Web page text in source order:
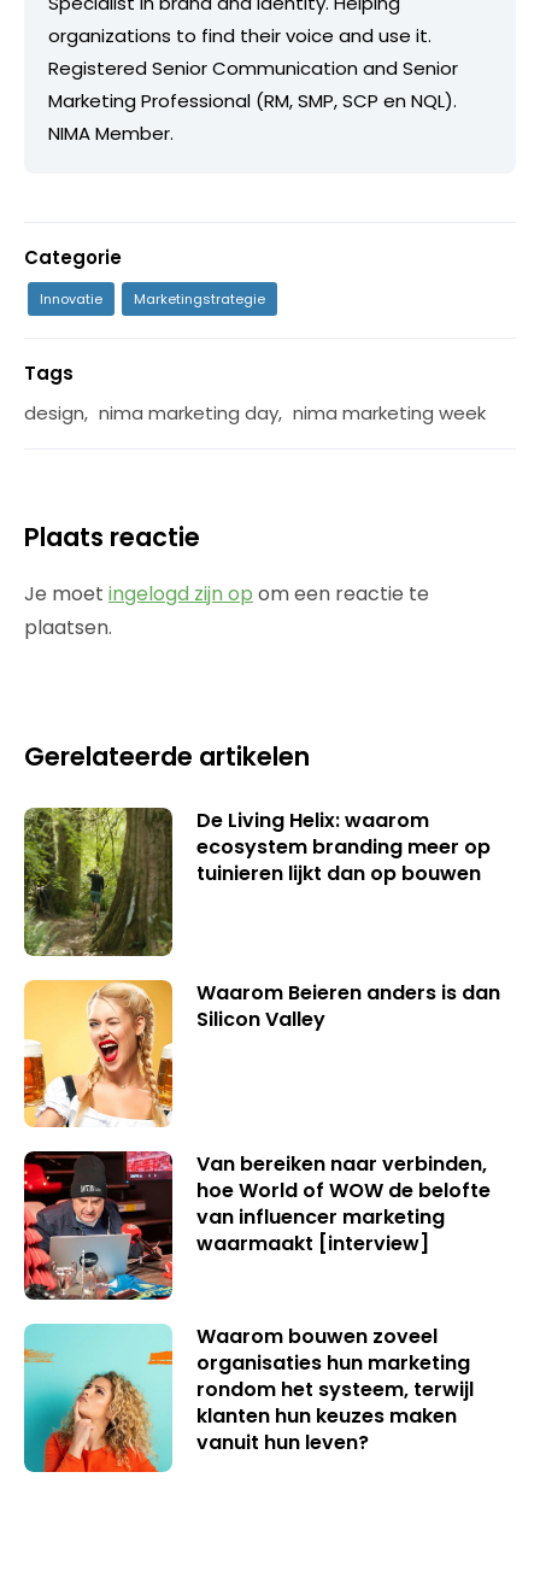
organizations to find their voice and use it.
Registered Senior Communication and Senior
Marketing Professional (RM, SMP, SCP en NQL).
NIMA Member.
Categorie
Innovatie Marketingstrategie
Tags
design, nima marketing day, nima marketing week
Plaats reactie
Je moet ingelogd zijn op om een reactie te
plaatsen.
Gerelateerde artikelen
De Living Helix: waarom
ecosystem branding meer op
tuinieren lijkt dan op bouwen
Waarom Beieren anders is dan
Silicon Valley
Van bereiken naar verbinden,
hoe World of WOW de belofte
van influencer marketing
waarmaakt [interview]
Waarom bouwen zoveel
organisaties hun marketing
rondom het systeem, terwijl
klanten hun keuzes maken
vanuit hun leven?